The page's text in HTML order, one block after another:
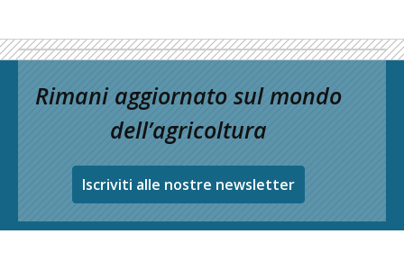
Rimani aggiornato sul mondo
dell’agricoltura
Iscriviti alle nostre newsletter